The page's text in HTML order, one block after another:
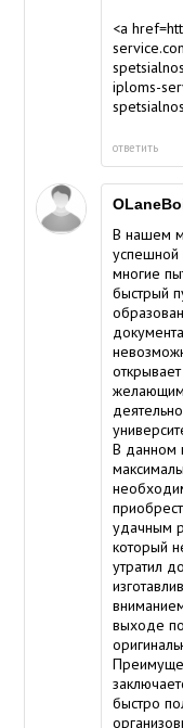
<a
iploms-
ответить
В нашем
успешной
многие
быстрый
В данном
удачным
который
утратил
выходе
быстро